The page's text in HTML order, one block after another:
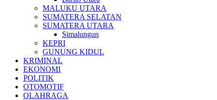
MALUKU UTARA
SUMATERA SELATAN
SUMATERA UTARA
Simalungun
KEPRI
GUNUNG KIDUL
KRIMINAL
EKONOMI
POLITIK
OTOMOTIF
OLAHRAGA